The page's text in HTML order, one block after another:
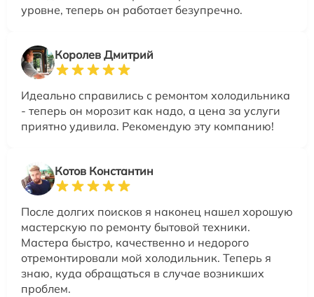
уровне, теперь он работает безупречно.
Королев Дмитрий
Идеально справились с ремонтом холодильника
- теперь он морозит как надо, а цена за услуги
приятно удивила. Рекомендую эту компанию!
Котов Константин
После долгих поисков я наконец нашел хорошую
мастерскую по ремонту бытовой техники.
Мастера быстро, качественно и недорого
отремонтировали мой холодильник. Теперь я
знаю, куда обращаться в случае возникших
проблем.